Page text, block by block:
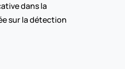
dans la
sur la détection